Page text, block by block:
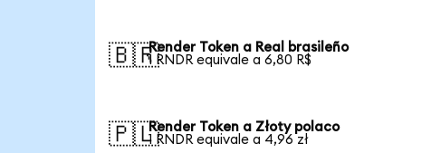
🇧🇷Render Token a Real brasileño
1 RNDR equivale a 6,80 R$
🇵🇱Render Token a Złoty polaco
1 RNDR equivale a 4,96 zł